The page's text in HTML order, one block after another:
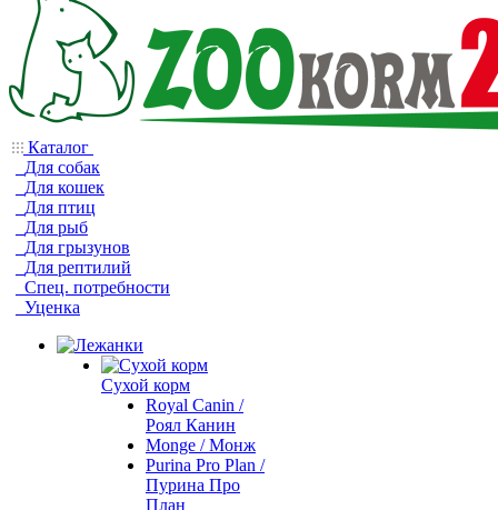
Каталог
Для собак
Для кошек
Для птиц
Для рыб
Для грызунов
Для рептилий
Спец. потребности
Уценка
Сухой корм
Royal Canin /
Роял Канин
Monge / Монж
Purina Pro Plan /
Пурина Про
План